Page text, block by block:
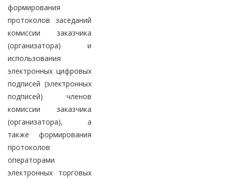
формирования
протоколов заседаний
комиссии заказчика
(организатора) и
использования
электронных цифровых
подписей (электронных
подписей) членов
комиссии заказчика
(организатора), а
также формирования
протоколов
операторами
электронных торговых